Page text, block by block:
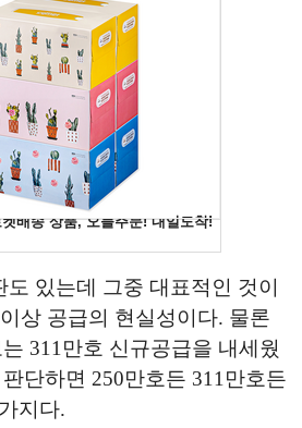
있는데 그중 대표적인 것이
상 공급의 현실성이다. 물론
311만호 신규공급을 내세웠
단하면 250만호든 311만호든
지다.